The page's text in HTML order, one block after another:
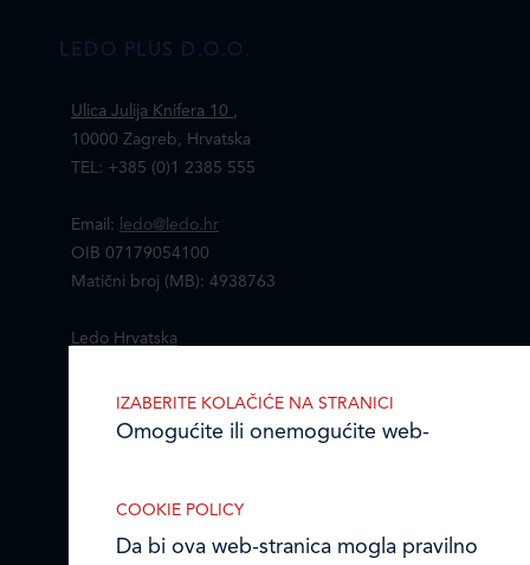
LEDO PLUS D.O.O.
Ulica Julija Knifera 10 ,
10000 Zagreb, Hrvatska
TEL: +385 (0)1 2385 555
Email:
ledo@ledo.hr
OIB 07179054100
Matični broj (MB): 4938763
Ledo Hrvatska
Prodajni centri
Online formular
COOKIE POLICY
Da bi ova web-stranica mogla pravilno
IZABERITE KOLAČIĆE NA STRANICI
Omogućite ili onemogućite web-
reklamnih kolačića opisanih u nastavku: